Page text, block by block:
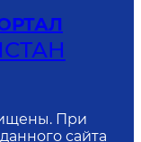
При
сайта